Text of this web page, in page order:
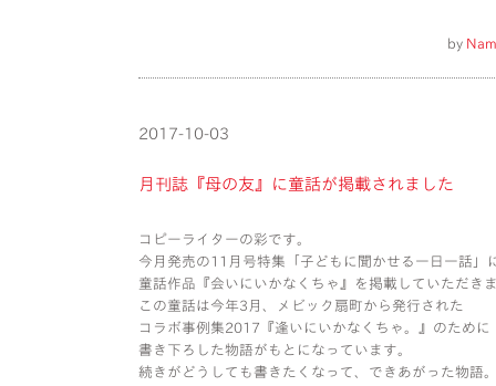
by
2017-10-03
月刊誌『母の友』に童話が掲載されました
コピーライターの彩です。
今月発売の11月号特集「子どもに聞かせる一日一話」
童話作品『会いにいかなくちゃ』を掲載していただき
この童話は今年3月、メビック扇町から発行された
コラボ事例集2017『逢いにいかなくちゃ。』のために
書き下ろした物語がもとになっています。
続きがどうしても書きたくなって、できあがった物語